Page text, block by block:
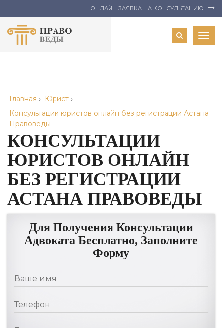
ОНЛАЙН ЗАЯВКА НА КОНСУЛЬТАЦИЮ
Главная › Юрист ›
Консультации юристов онлайн без регистрации Астана
Правоведы
КОНСУЛЬТАЦИИ
ЮРИСТОВ ОНЛАЙН
БЕЗ РЕГИСТРАЦИИ
АСТАНА ПРАВОВЕДЫ
Для Получения Консультации
Адвоката Бесплатно, Заполните
Форму